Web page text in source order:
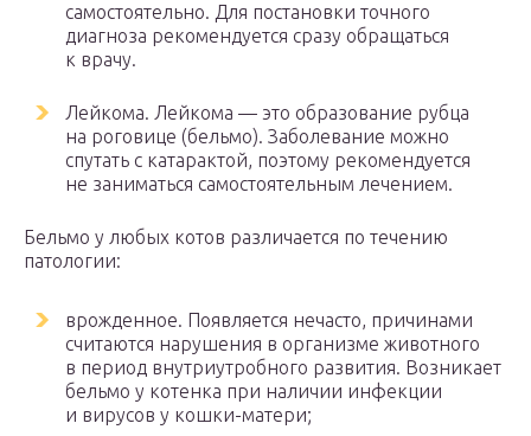
самостоятельно. Для постановки точного
диагноза рекомендуется сразу обращаться
к врачу.
Лейкома. Лейкома — это образование рубца
на роговице (бельмо). Заболевание можно
спутать с катарактой, поэтому рекомендуется
не заниматься самостоятельным лечением.
Бельмо у любых котов различается по течению
патологии:
врожденное. Появляется нечасто, причинами
считаются нарушения в организме животного
в период внутриутробного развития. Возникает
бельмо у котенка при наличии инфекции
и вирусов у кошки-матери;